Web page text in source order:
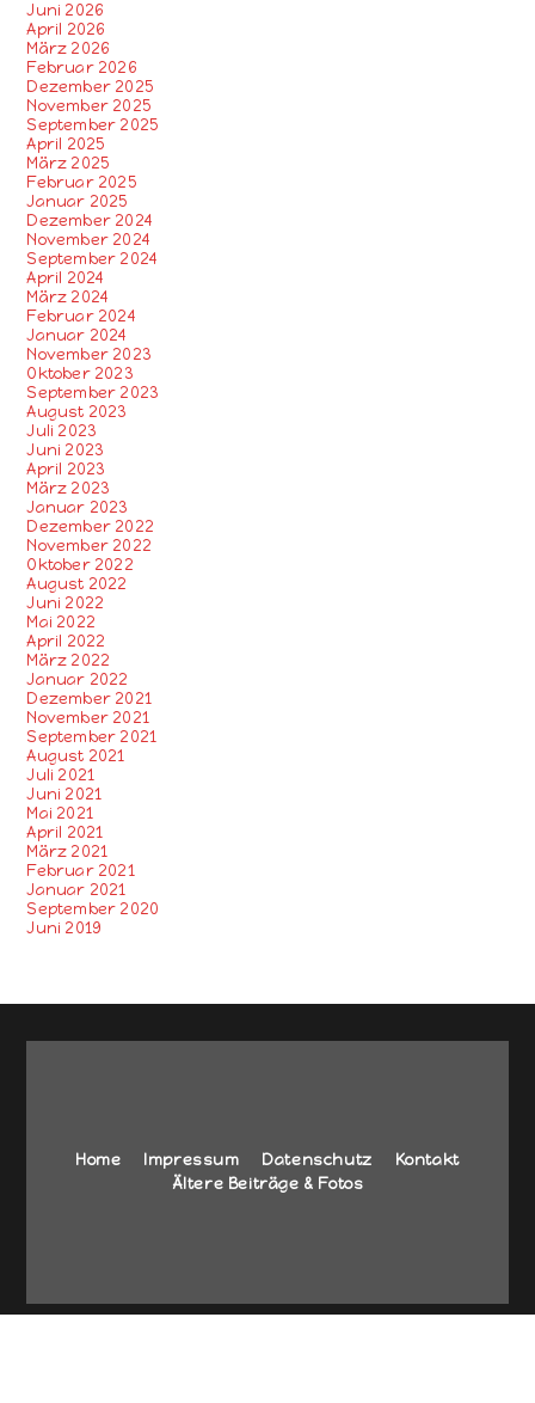
Juni 2026
April 2026
März 2026
Februar 2026
Dezember 2025
November 2025
September 2025
April 2025
März 2025
Februar 2025
Januar 2025
Dezember 2024
November 2024
September 2024
April 2024
März 2024
Februar 2024
Januar 2024
November 2023
Oktober 2023
September 2023
August 2023
Juli 2023
Juni 2023
April 2023
März 2023
Januar 2023
Dezember 2022
November 2022
Oktober 2022
August 2022
Juni 2022
Mai 2022
April 2022
März 2022
Januar 2022
Dezember 2021
November 2021
September 2021
August 2021
Juli 2021
Juni 2021
Mai 2021
April 2021
März 2021
Februar 2021
Januar 2021
September 2020
Juni 2019
Home Impressum Datenschutz
Kontakt
Ältere Beiträge & Fotos